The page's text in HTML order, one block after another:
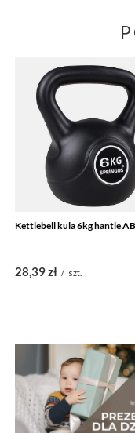
Kettlebell kula 6kg hantle
28,39 zł / szt.